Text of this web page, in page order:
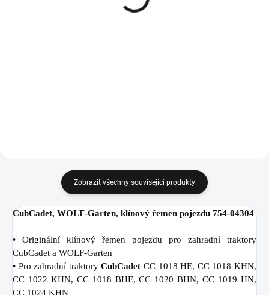
Zobrazit všechny související produkty
CubCadet, WOLF-Garten, klínový řemen pojezdu 754-04304
• Originální klínový řemen pojezdu pro zahradní traktory
CubCadet a WOLF-Garten
• Pro zahradní traktoryCubCadetCC 1018 HE, CC 1018 KHN,
CC 1022 KHN, CC 1018 BHE, CC 1020 BHN, CC 1019 HN,
CC 1024 KHN